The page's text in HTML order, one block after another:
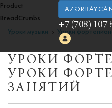
+7 (708) 107
Product
BreadCrumbs
Уроки музыки
Уроки
УРОКИ
УРОКИ
ЗАНЯТИЙ